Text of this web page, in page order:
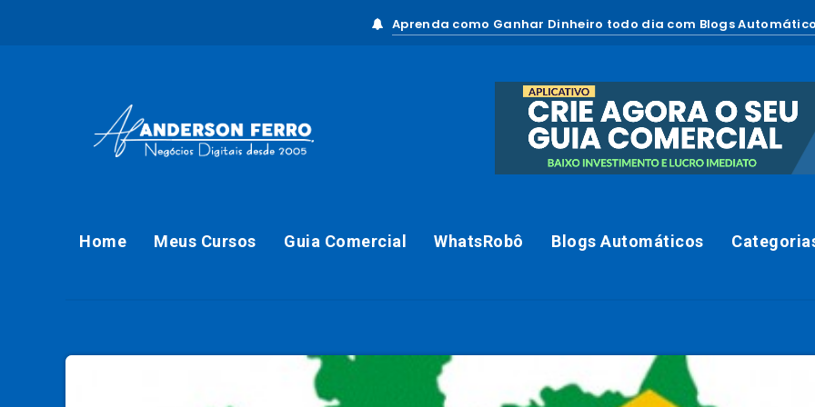
Aprenda como Ganhar Dinheiro todo dia com Blogs
Home Meus Cursos Guia Comercial WhatsRobô Blogs Automáticos